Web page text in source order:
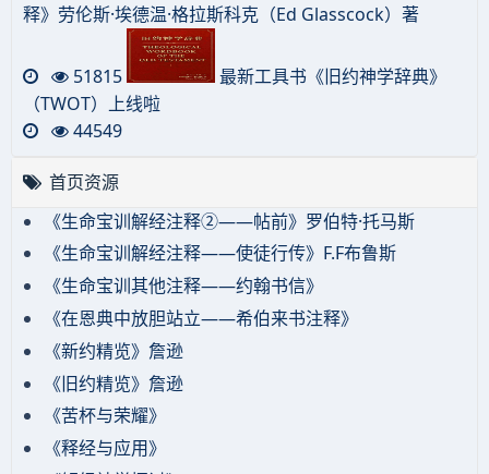
释》劳伦斯·埃德温·格拉斯科克（Ed Glasscock）著
51815
最新工具书《旧约神学辞典》
（TWOT）上线啦
44549
首页资源
《生命宝训解经注释②——帖前》罗伯特·托马斯
《生命宝训解经注释——使徒行传》F.F布鲁斯
《生命宝训其他注释——约翰书信》
《在恩典中放胆站立——希伯来书注释》
《新约精览》詹逊
《旧约精览》詹逊
《苦杯与荣耀》
《释经与应用》